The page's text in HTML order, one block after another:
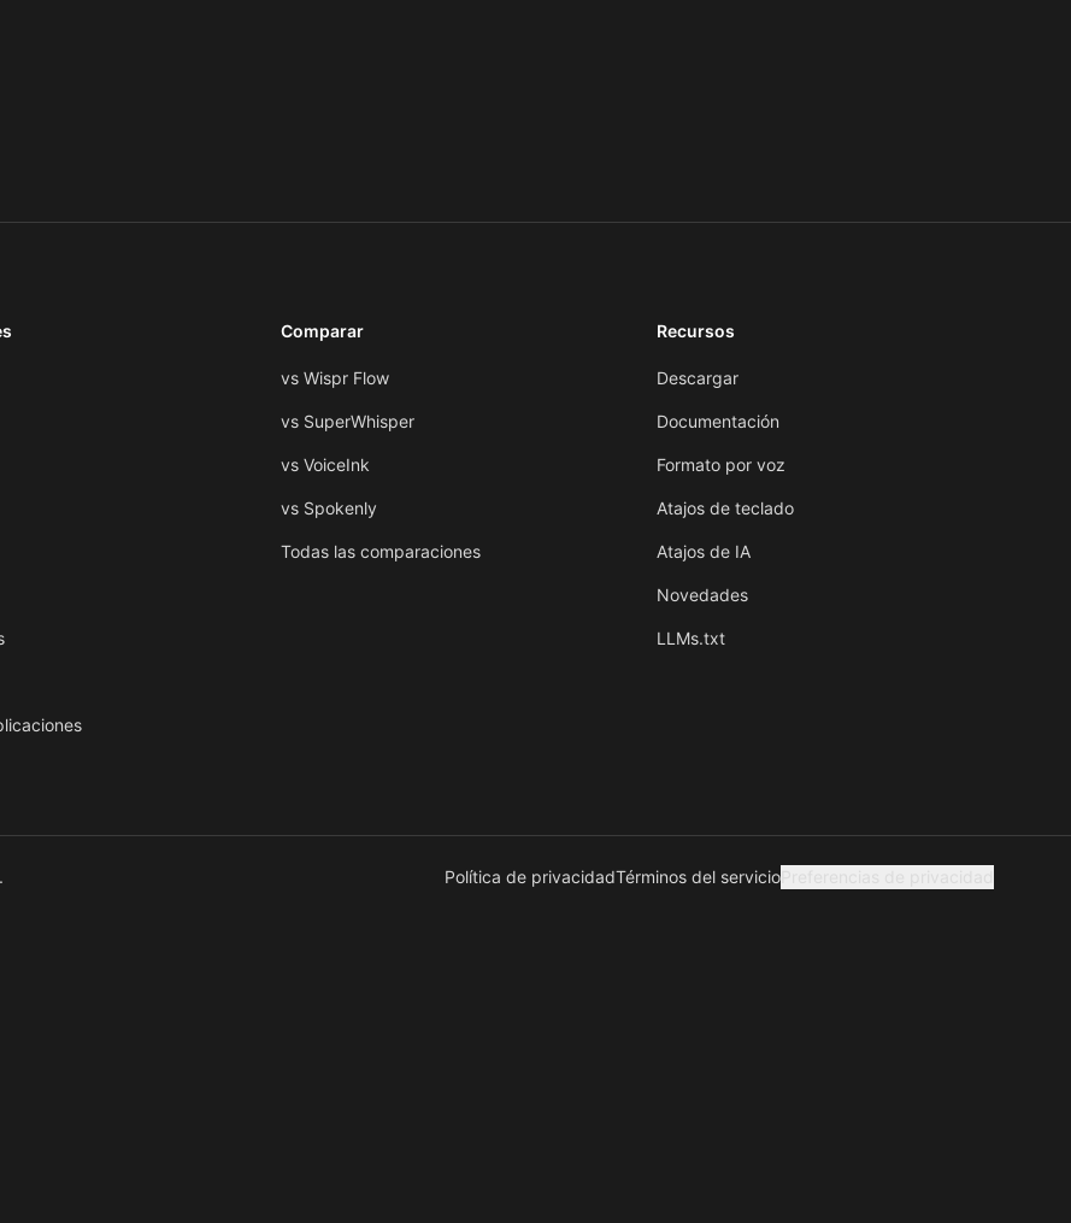
Comparar
vs Wispr Flow
vs SuperWhisper
vs VoiceInk
vs Spokenly
Todas las comparaciones
Recursos
Descargar
Documentación
Formato por voz
Atajos de teclado
Atajos de IA
Novedades
LLMs.txt
Política de privacidadTérminos del servicio